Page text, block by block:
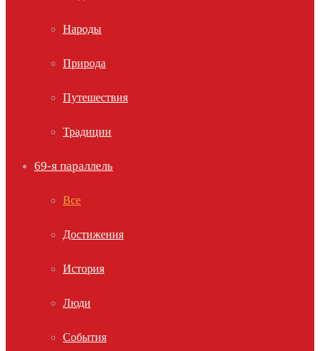
Народы
Природа
Путешествия
Традиции
69-я параллель
Все
Достижения
История
Люди
События